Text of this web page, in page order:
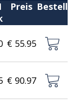
Preis
€ 55.95
€ 90.97